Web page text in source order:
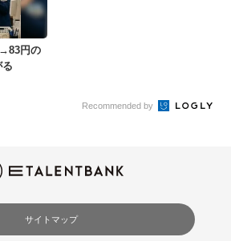
→83円の
Recommended by
サイトマップ